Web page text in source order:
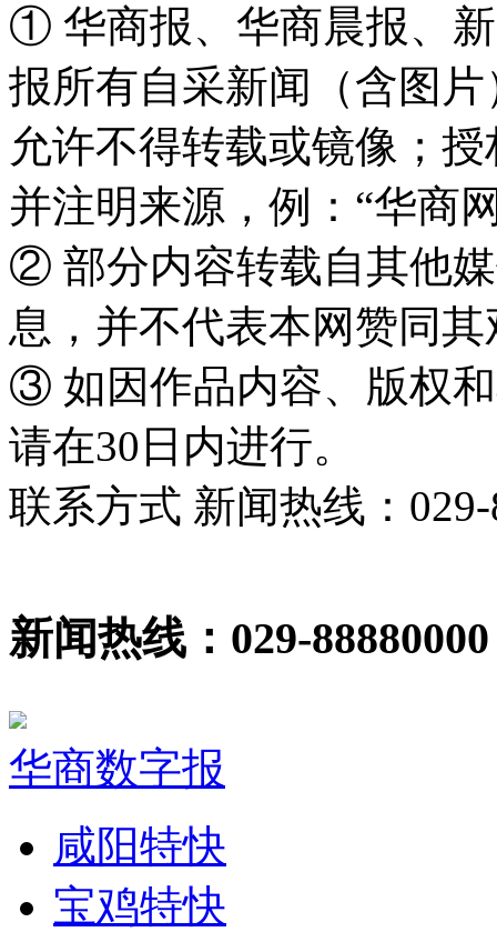
① 华商报、华商晨报、
报所有自采新闻（含图
允许不得转载或镜像；
并注明来源，例：“华商
② 部分内容转载自其他
息，并不代表本网赞同
③ 如因作品内容、版权
请在30日内进行。
联系方式 新闻热线：029-
新闻热线：029-88880000
华商数字报
咸阳特快
宝鸡特快